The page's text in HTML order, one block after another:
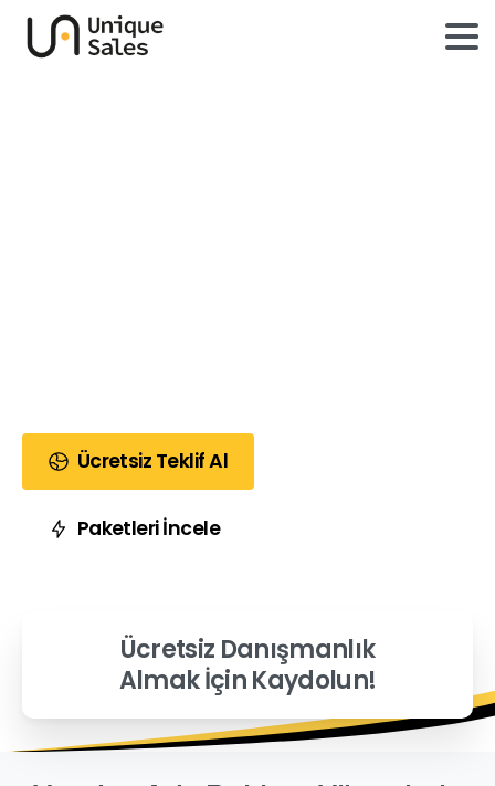
Ücretsiz Teklif Al
Paketleri İncele
Ücretsiz Danışmanlık
Almak İçin Kaydolun!